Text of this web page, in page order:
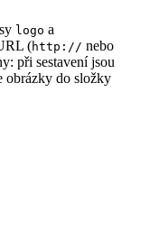
logo a
(http:// nebo
při sestavení jsou
obrázky do složky